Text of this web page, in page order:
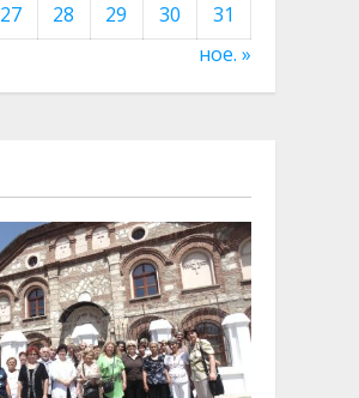
27 28 29 30
31
ное. »